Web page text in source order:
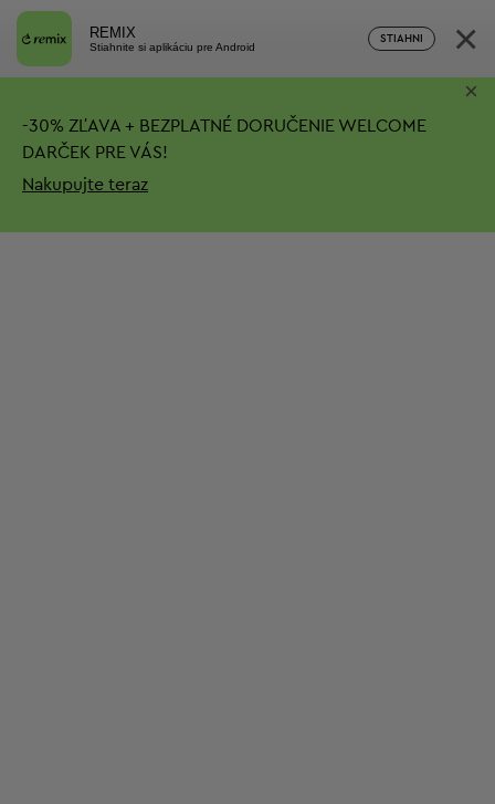
REMIX
Stiahnite si aplikáciu pre Android
STIAHNI ×
-30% ZĽAVA + BEZPLATNÉ DORUČENIE WELCOME
DARČEK PRE VÁS!
Nakupujte teraz
×